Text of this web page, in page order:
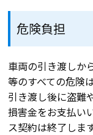
危険負担
車両の引き渡しか
等のすべての危険
引き渡し後に盗難
損害金をお支払い
ス契約は終了します